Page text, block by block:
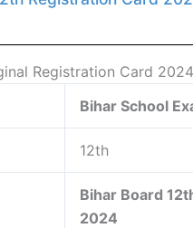
Registration Card
Bihar School
12th
Bihar Board
2024